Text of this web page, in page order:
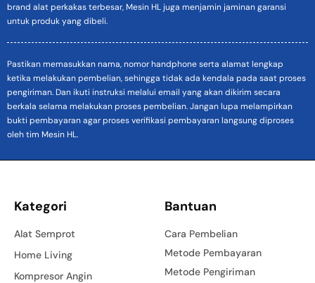
brand alat perkakas terbesar, Mesin HL juga menjamin jaminan garansi
untuk produk yang dibeli.
Pastikan memasukkan nama, nomor handphone serta alamat lengkap
ketika melakukan pembelian, sehingga tidak ada kendala pada saat proses
pengiriman. Dan ikuti instruksi melalui email yang akan dikirim secara
berkala selama melakukan proses pembelian. Jangan lupa melampirkan
bukti pembayaran agar proses verifikasi pembayaran langsung diproses
oleh tim Mesin HL.
Kategori
Alat Semprot
Home Living
Kompresor Angin
Bantuan
Cara Pembelian
Metode Pembayaran
Metode Pengiriman